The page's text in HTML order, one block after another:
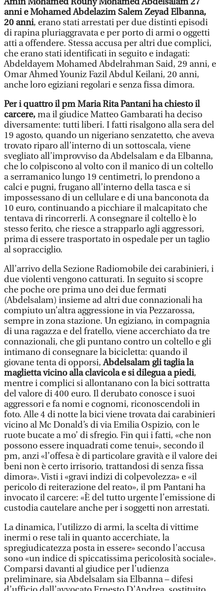
anni e Mohamed Abdelazim Salem Zeyad Elbanna,
20 anni, erano stati arrestati per due distinti episodi
di rapina pluriaggravata e per porto di armi o oggetti
atti a offendere. Stessa accusa per altri due complici,
che erano stati identificati in seguito e indagati:
Abdeldayem Mohamed Abdelrahman Said, 29 anni, e
Omar Ahmed Youniz Fazil Abdul Keilani, 20 anni,
anche loro egiziani regolari e senza fissa dimora.
Per i quattro il pm Maria Rita Pantani ha chiesto il
carcere,ma il giudice Matteo Gambarati ha deciso
diversamente: tutti liberi. I fatti risalgono alla sera del
19 agosto, quando un nigeriano senzatetto, che aveva
trovato riparo all’interno di un sottoscala, viene
svegliato all’improvviso da Abdelsalam e da Elbanna,
che lo colpiscono al volto con il manico di un coltello
a serramanico lungo 19 centimetri, lo prendono a
calci e pugni, frugano all’interno della tasca e si
impossessano di un cellulare e di una banconota da
10 euro, continuando a picchiare il malcapitato che
tentava di rincorrerli. A consegnare il coltello è lo
stesso ferito, che riesce a strapparlo agli aggressori,
prima di essere trasportato in ospedale per un taglio
al sopracciglio.
All’arrivo della Sezione Radiomobile dei carabinieri, i
due violenti vengono catturati. In seguito si scopre
che poche ore prima uno dei due fermati
(Abdelsalam) insieme ad altri due connazionali ha
compiuto un’altra aggressione in via Pezzarossa,
sempre in zona stazione. Un egiziano, in compagnia
di una ragazza e del fratello, viene accerchiato da tre
connazionali, che gli puntano contro un coltello e gli
intimano di consegnare la bicicletta: quando il
giovane tenta di opporsi,Abdelsalam gli taglia la
maglietta vicino alla clavicola e si dilegua a piedi,
mentre i complici si allontanano con la bici sottratta
del valore di 400 euro. Il derubato conosce i suoi
aggressori e fa nomi e cognomi, riconoscendoli in
foto. Alle 4 di notte la bici viene trovata dai carabinieri
vicino al Mc Donald’s di via Emilia Ospizio, con le
ruote bucate a mo’ di sfregio. Fin qui i fatti, «che non
possono essere inquadrati come tenui», secondo il
pm, anzi «l’offesa è di particolare gravità e il valore dei
beni non è certo irrisorio, trattandosi di senza fissa
dimora». Visti i «gravi indizi di colpevolezza» e «il
pericolo di reiterazione del reato», il pm Pantani ha
invocato il carcere: «È del tutto urgente l’emissione di
custodia cautelare anche per i soggetti non arrestati.
La dinamica, l’utilizzo di armi, la scelta di vittime
inermi o rese tali in quanto accerchiate, la
spregiudicatezza posta in essere» secondo l’accusa
sono «un indice di spiccatissima pericolosità sociale».
Comparsi davanti al giudice per l’udienza
preliminare, sia Abdelsalam sia Elbanna – difesi